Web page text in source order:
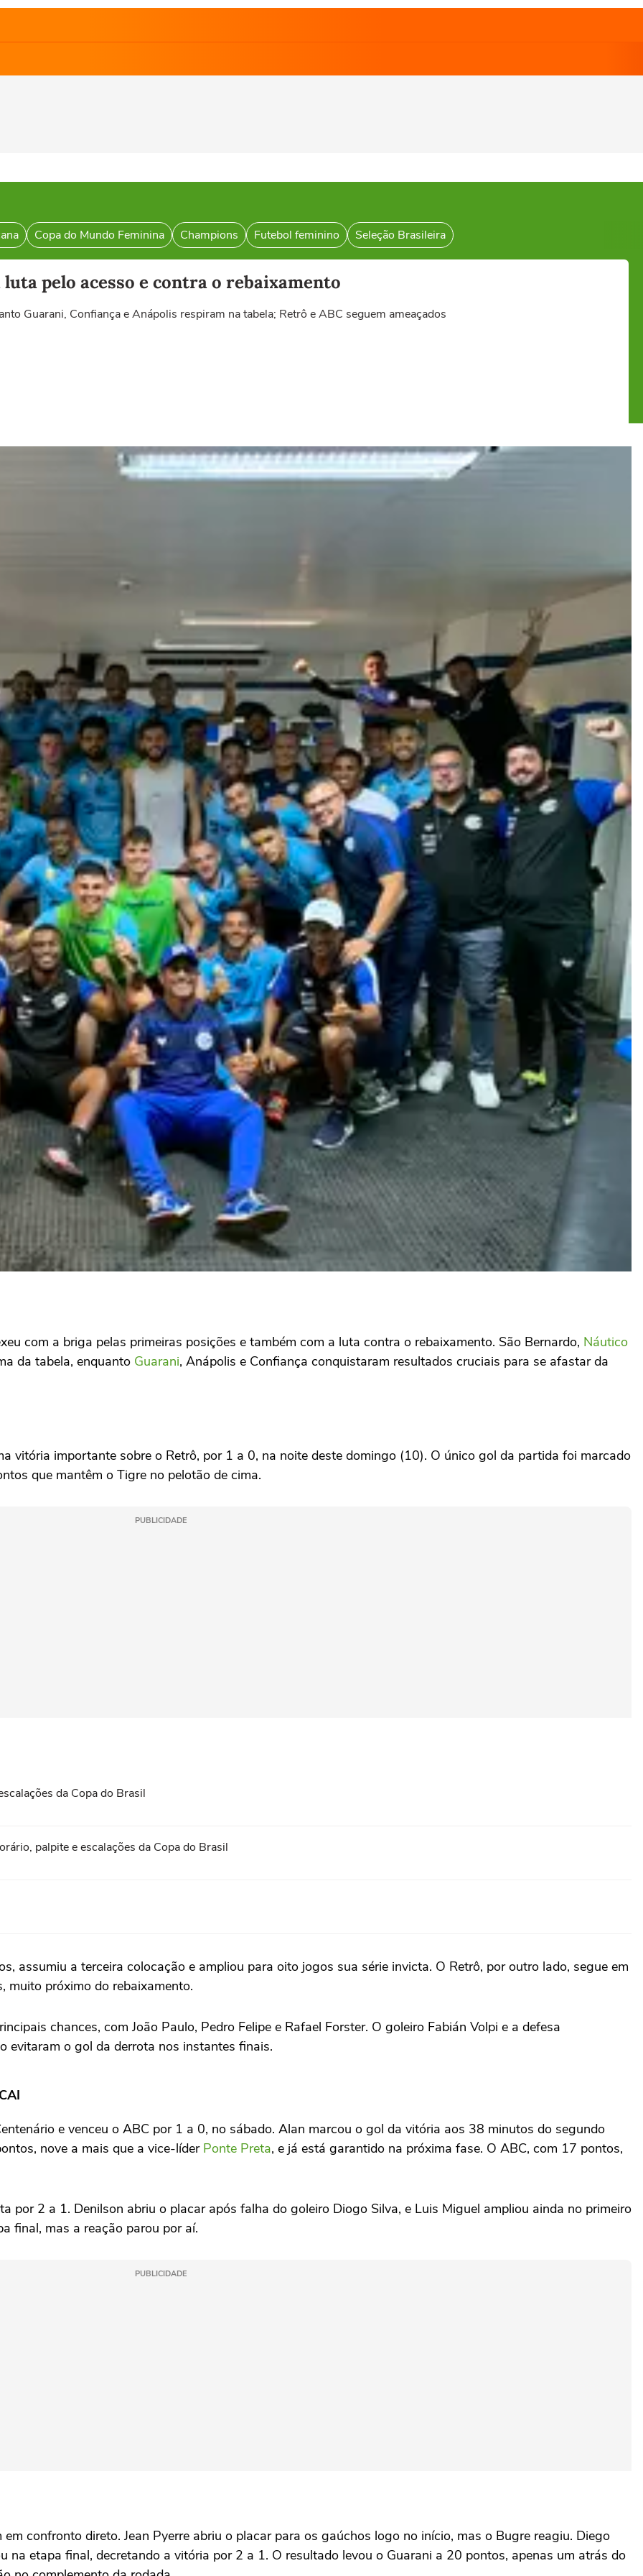
Copa do Mundo Feminina Champions Futebol feminino Seleção Brasileira
pelo acesso e contra o rebaixamento
Guarani, Confiança e Anápolis respiram na tabela; Retrô e ABC seguem ameaçados
com a briga pelas primeiras posições e também com a luta contra o rebaixamento. São Bernardo, Náutico
da tabela, enquanto Guarani, Anápolis e Confiança conquistaram resultados cruciais para se afastar da
vitória importante sobre o Retrô, por 1 a 0, na noite deste domingo (10). O único gol da partida foi marcado
que mantêm o Tigre no pelotão de cima.
PUBLICIDADE
da Copa do Brasil
palpite e escalações da Copa do Brasil
assumiu a terceira colocação e ampliou para oito jogos sua série invicta. O Retrô, por outro lado, segue em
muito próximo do rebaixamento.
chances, com João Paulo, Pedro Felipe e Rafael Forster. O goleiro Fabián Volpi e a defesa
evitaram o gol da derrota nos instantes finais.
e venceu o ABC por 1 a 0, no sábado. Alan marcou o gol da vitória aos 38 minutos do segundo
nove a mais que a vice-líder Ponte Preta, e já está garantido na próxima fase. O ABC, com 17 pontos,
por 2 a 1. Denilson abriu o placar após falha do goleiro Diogo Silva, e Luis Miguel ampliou ainda no primeiro
final, mas a reação parou por aí.
PUBLICIDADE
confronto direto. Jean Pyerre abriu o placar para os gaúchos logo no início, mas o Bugre reagiu. Diego
na etapa final, decretando a vitória por 2 a 1. O resultado levou o Guarani a 20 pontos, apenas um atrás do